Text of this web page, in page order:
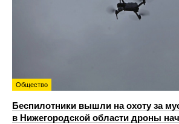
Общество
Беспилотники вышли на охоту за
в Нижегородской области дроны